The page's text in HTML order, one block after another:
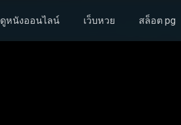
ดูหนังออนไลน์ เว็บหวย สล็อต pg